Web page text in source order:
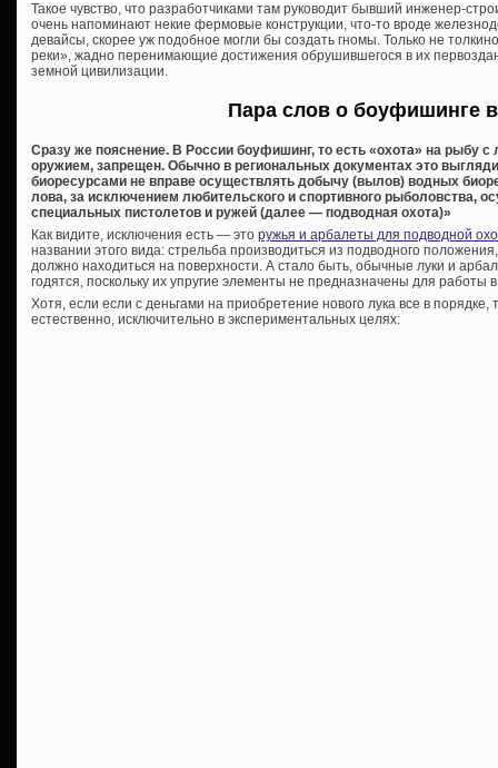
Такое чувство, что разработчиками там руководит бывший инженер-
очень напоминают некие фермовые конструкции, что-то вроде
девайсы, скорее уж подобное могли бы создать гномы. Только не
реки», жадно перенимающие достижения обрушившегося в их
земной цивилизации.
Пара слов о боуфишинге
Сразу же пояснение. В России боуфишинг, то есть «охота» на рыбу
оружием, запрещен. Обычно в региональных документах это
биоресурсами не вправе осуществлять добычу (вылов) водных
лова, за исключением любительского и спортивного рыболовства,
специальных пистолетов и ружей (далее — подводная охота)»
Как видите, исключения есть — это ружья и арбалеты для подводной
названии этого вида: стрельба производиться из подводного
должно находиться на поверхности. А стало быть, обычные луки и
годятся, поскольку их упругие элементы не предназначены для работы
Хотя, если если с деньгами на приобретение нового лука все в
естественно, исключительно в экспериментальных целях: